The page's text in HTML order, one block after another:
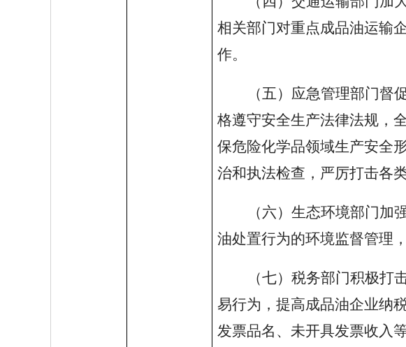
相关部门对重点成品油运输
作。
（五）应急管理部门督
格遵守安全生产法律法规，
保危险化学品领域生产安全
治和执法检查，严厉打击各
（六）生态环境部门
油处置行为的环境监督管理
（七）税务部门积极
易行为，提高成品油企业纳
发票品名、未开具发票收入